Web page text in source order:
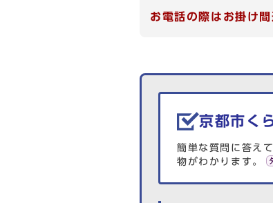
お電話の際はお掛け
生活情報を探す
京都市く
簡単な質問に答え
物がわかります。